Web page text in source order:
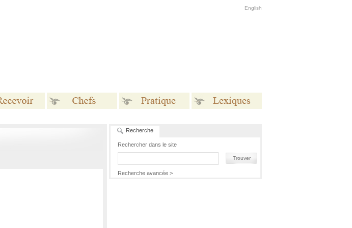
English
Recherche
Rechercher dans le site
Trouver
Recherche avancée >
Pratique